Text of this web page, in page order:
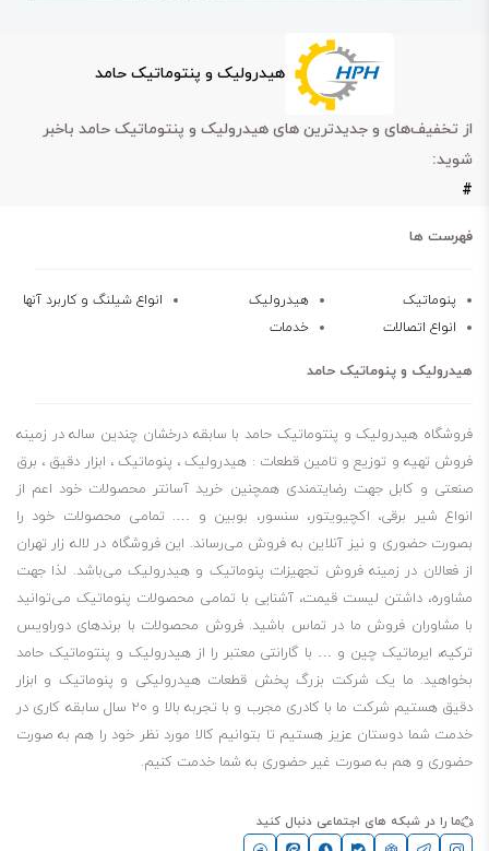
هیدرولیک و پنتوماتیک حامد
از تخفیف‌های و جدیدترین های هیدرولیک و پنتوماتیک حامد باخبر
شوید:
#
فهرست ها
پنوماتیک هیدرولیک
انواع شیلنگ و کاربرد آنها
انواع اتصالات
خدمات
هیدرولیک و پنوماتیک حامد
فروشگاه هیدرولیک و پنتوماتیک حامد با سابقه درخشان چندین ساله در زمینه
فروش تهیه و توزیع و تامین قطعات : هیدرولیک ، پنوماتیک ، ابزار دقیق ، برق
صنعتی و کابل جهت رضایتمندی همچنین خرید آسانتر محصولات خود اعم از
انواع شیر برقی، اکچیویتور، سنسور، بوبین و …. تمامی محصولات خود را
بصورت حضوری و نیز آنلاین به فروش می‌رساند. این فروشگاه در لاله زار تهران
از فعالان در زمینه فروش تجهیزات پنوماتیک و هیدرولیک می‌باشد. لذا جهت
مشاوره، داشتن لیست قیمت، آشنایی با تمامی محصولات پنوماتیک می‌توانید
با مشاوران فروش ما در تماس باشید. فروش محصولات با برندهای دوراویس
ترکیه، ایرماتیک چین و … با گارانتی معتبر را از هیدرولیک و پنتوماتیک حامد
بخواهید. ما یک شرکت بزرگ پخش قطعات هیدرولیکی و پنوماتیک و ابزار
دقیق هستیم شرکت ما با کادری مجرب و با تجربه بالا و ۲۰ سال سابقه کاری در
خدمت شما دوستان عزیز هستیم تا بتوانیم کالا مورد نظر خود را هم به صورت
حضوری و هم به صورت غیر حضوری به شما خدمت کنیم.
ما را در شبکه های اجتماعی دنبال کنید